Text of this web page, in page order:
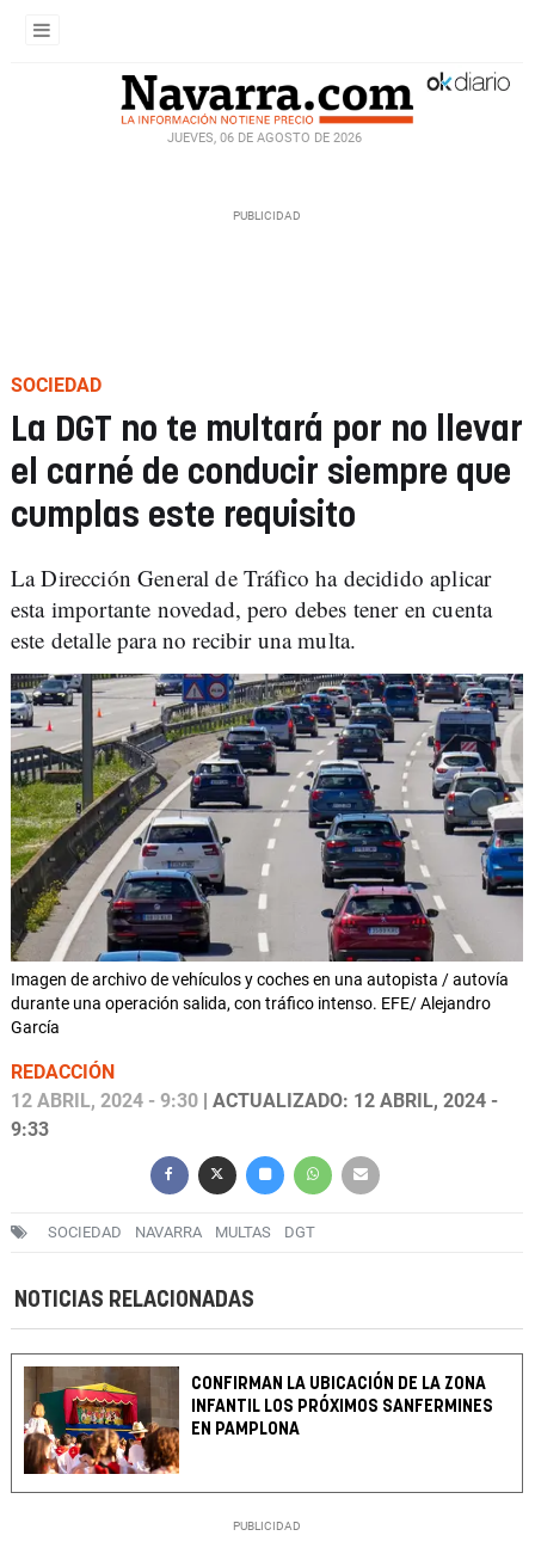
JUEVES, 06 DE AGOSTO DE 2026
SOCIEDAD
La DGT no te multará por no llevar
el carné de conducir siempre que
cumplas este requisito
La Dirección General de Tráfico ha decidido aplicar
esta importante novedad, pero debes tener en cuenta
este detalle para no recibir una multa.
Imagen de archivo de vehículos y coches en una autopista / autovía
durante una operación salida, con tráfico intenso. EFE/ Alejandro
García
REDACCIÓN
12 ABRIL, 2024 - 9:30 | ACTUALIZADO: 12 ABRIL, 2024 -
9:33
SOCIEDAD NAVARRA MULTAS DGT
NOTICIAS RELACIONADAS
CONFIRMAN LA UBICACIÓN DE LA ZONA
INFANTIL LOS PRÓXIMOS SANFERMINES
EN PAMPLONA